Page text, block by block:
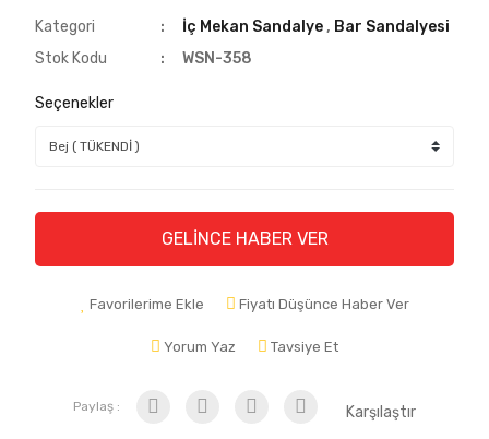
Kategori İç Mekan Sandalye, Bar Sandalyesi
Stok Kodu
WSN-358
Seçenekler
GELİNCE HABER VER
Favorilerime Ekle Fiyatı Düşünce Haber Ver
Yorum Yaz Tavsiye Et
Paylaş : Karşılaştır